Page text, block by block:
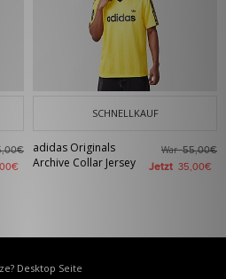
SCHNELLKAUF
adidas Originals
Archive Collar Jersey
War55,00€
Jetzt 35,00€
Desktop Seite